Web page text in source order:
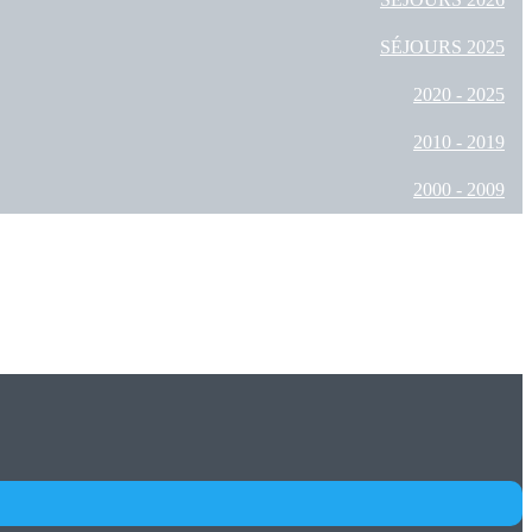
SÉJOURS 2025
2020 - 2025
2010 - 2019
2000 - 2009